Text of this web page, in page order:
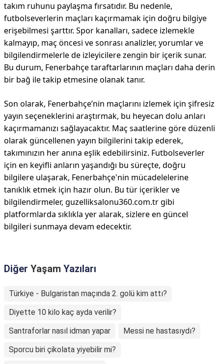
takım ruhunu paylaşma fırsatıdır. Bu nedenle,
futbolseverlerin maçları kaçırmamak için doğru bilgiye
erişebilmesi şarttır. Spor kanalları, sadece izlemekle
kalmayıp, maç öncesi ve sonrası analizler, yorumlar ve
bilgilendirmelerle de izleyicilere zengin bir içerik sunar.
Bu durum, Fenerbahçe taraftarlarının maçları daha derin
bir bağ ile takip etmesine olanak tanır.
Son olarak, Fenerbahçe’nin maçlarını izlemek için şifresiz
yayın seçeneklerini araştırmak, bu heyecan dolu anları
kaçırmamanızı sağlayacaktır. Maç saatlerine göre düzenli
olarak güncellenen yayın bilgilerini takip ederek,
takımınızın her anına eşlik edebilirsiniz. Futbolseverler
için en keyifli anların yaşandığı bu süreçte, doğru
bilgilere ulaşarak, Fenerbahçe'nin mücadelelerine
tanıklık etmek için hazır olun. Bu tür içerikler ve
bilgilendirmeler, guzelliksalonu360.com.tr gibi
platformlarda sıklıkla yer alarak, sizlere en güncel
bilgileri sunmaya devam edecektir.
Diğer Yaşam Yazıları
Türkiye - Bulgaristan maçında 2. golü kim attı?
Diyette 10 kilo kaç ayda verilir?
Santraforlar nasıl idman yapar
Messi ne hastasıydı?
Sporcu biri çikolata yiyebilir mi?